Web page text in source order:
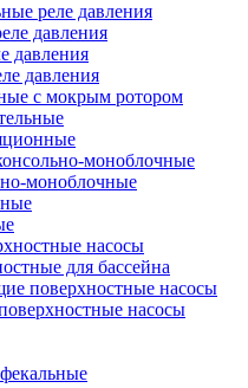
реле давления
давления
давления
давления
с мокрым ротором
моноблочные
моноблочные
насосы
для бассейна
поверхностные насосы
насосы